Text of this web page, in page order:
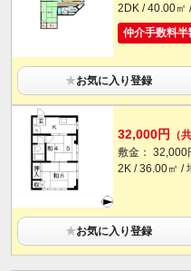
2DK / 40.00㎡
仲介手数料半
★お気に入り登録
32,000円
（
敷金： 32,000
2K / 36.00㎡ /
★お気に入り登録